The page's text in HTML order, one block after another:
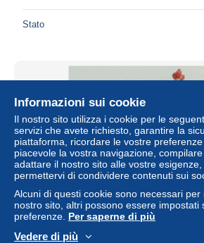
Stato
I128971 V Pastorello Presepe -
Informazioni sui cookie
Il nostro sito utilizza i cookie per le
servizi che avete richiesto, garantire la
piattaforma, ricordare le vostre
piacevole la vostra navigazione,
adattare il nostro sito alle vostre
permettervi di condividere contenuti sui
Alcuni di questi cookie sono necessari
nostro sito, altri possono essere impostati
preferenze. Per saperne di più
Vedere di più